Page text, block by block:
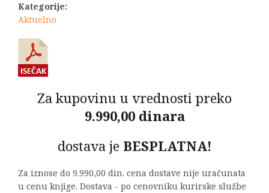
Kategorije:
Aktuelno
Za kupovinu u vrednosti preko
9.990,00 dinara
dostava je BESPLATNA!
Za iznose do 9.990,00 din. cena dostave nije uračunata
u cenu knjige. Dostava - po cenovniku kurirske službe